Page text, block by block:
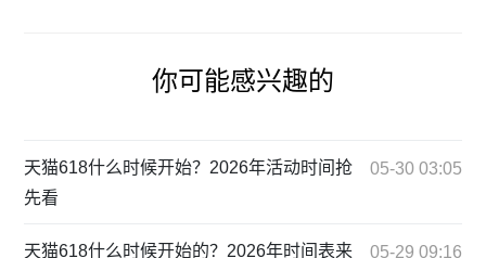
你可能感兴趣的
天猫618什么时候开始？2026年活动时间抢
先看
05-30 03:05
天猫618什么时候开始的？2026年时间表来
05-29 09:16